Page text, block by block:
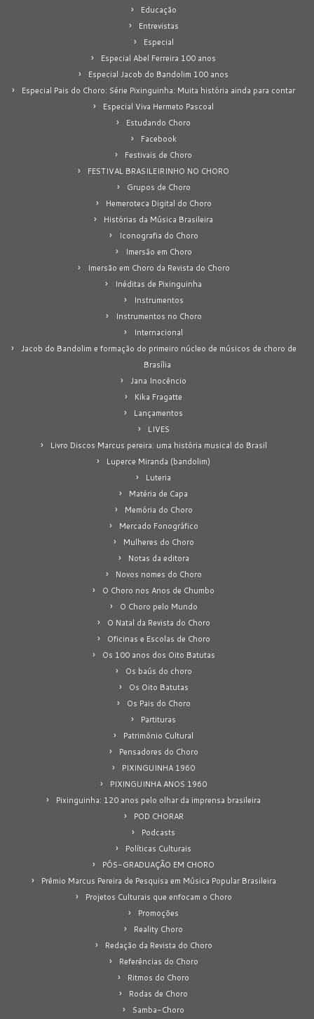
Educação
Entrevistas
Especial
Especial Abel Ferreira 100 anos
Especial Jacob do Bandolim 100 anos
Especial Pais do Choro: Série Pixinguinha: Muita história ainda para contar
Especial Viva Hermeto Pascoal
Estudando Choro
Facebook
Festivais de Choro
FESTIVAL BRASILEIRINHO NO CHORO
Grupos de Choro
Hemeroteca Digital do Choro
Histórias da Música Brasileira
Iconografia do Choro
Imersão em Choro
Imersão em Choro da Revista do Choro
Inéditas de Pixinguinha
Instrumentos
Instrumentos no Choro
Internacional
Jacob do Bandolim e formação do primeiro núcleo de músicos de choro de
Brasília
Jana Inocêncio
Kika Fragatte
Lançamentos
LIVES
Livro Discos Marcus pereira: uma história musical do Brasil
Luperce Miranda (bandolim)
Luteria
Matéria de Capa
Memória do Choro
Mercado Fonográfico
Mulheres do Choro
Notas da editora
Novos nomes do Choro
O Choro nos Anos de Chumbo
O Choro pelo Mundo
O Natal da Revista do Choro
Oficinas e Escolas de Choro
Os 100 anos dos Oito Batutas
Os baús do choro
Os Oito Batutas
Os Pais do Choro
Partituras
Patrimônio Cultural
Pensadores do Choro
PIXINGUINHA 1960
PIXINGUINHA ANOS 1960
Pixinguinha: 120 anos pelo olhar da imprensa brasileira
POD CHORAR
Podcasts
Políticas Culturais
PÓS-GRADUAÇÃO EM CHORO
Prêmio Marcus Pereira de Pesquisa em Música Popular Brasileira
Projetos Culturais que enfocam o Choro
Promoções
Reality Choro
Redação da Revista do Choro
Referências do Choro
Ritmos do Choro
Rodas de Choro
Samba-Choro